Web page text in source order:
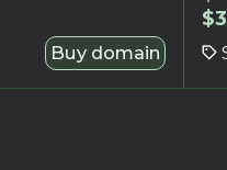
Buy domain
$